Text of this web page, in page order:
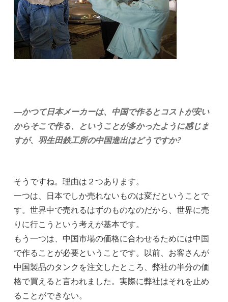
―かつて日本メーカーは、中国で作るとコストが安い
からそこで作る、ということが多かったように感じま
すが、羽生田鉄工所の中国進出はどうですか?
そうですね。理由は２つあります。
一つは、日本でしか売れないものは変だということで
す。世界中で売れるはずのものなのだから、世界に売
りに行こうという考えが基本です。
もう一つは、中国市場の価格に合わせるためには中国
で作ることが必要ということです。以前、お客さんが
中国製品のタンクを注文したところ、弊社の半分の価
格で買えると言われました。実際に弊社はそれを止め
ることができない。